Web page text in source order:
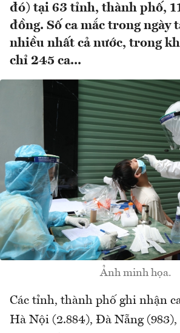
đó) tại 63 tỉnh, thành phố,
đồng. Số ca mắc trong ngày
nhiều nhất cả nước, trong
chỉ 245 ca...
Ảnh minh họa.
Các tỉnh, thành phố ghi nhận
Hà Nội (2.884), Đà Nẵng